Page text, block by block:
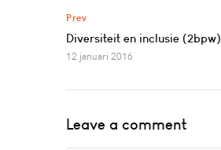
Prev
Diversiteit en inclusie (2bpw)
12 januari 2016
Leave a comment